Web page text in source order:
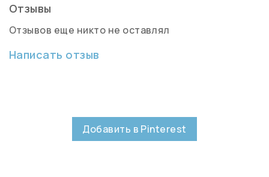
Отзывы
Отзывов еще никто не оставлял
Написать отзыв
Добавить в Pinterest